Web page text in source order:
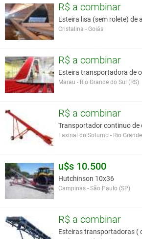
R$ a combinar
Esteira lisa (sem rolete) de
Cristalina - Goiás
R$ a combinar
Esteira transportadora de
Marau - Rio Grande do Sul (RS)
R$ a combinar
Faxinal do Soturno - Rio
u$s 10.500
Hutchinson 10x36
Campinas - São Paulo (SP)
R$ a combinar
Esteiras transportadoras (